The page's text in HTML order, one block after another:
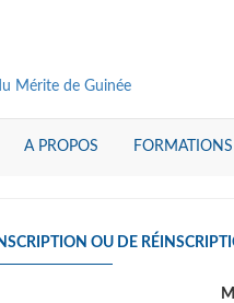
Mérite de Guinée
A PROPOS FORMATIONS
OU DE